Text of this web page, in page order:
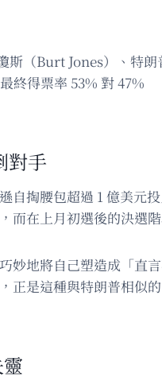
斯（Burt Jones）、特
終得票率 53% 對 47%
對手
自掏腰包超過 1 億美
而在上月初選後的決選
妙地將自己塑造成「直
正是這種與特朗普相似